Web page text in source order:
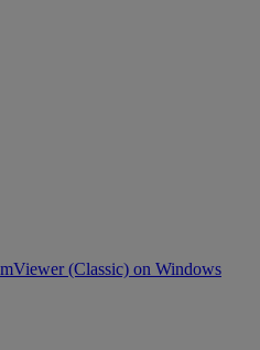
(Classic) on Windows